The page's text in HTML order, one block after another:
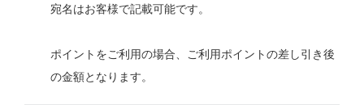
宛名はお客様で記載可能です。
ポイントをご利用の場合、ご利用ポイントの差し引き後
の金額となります。